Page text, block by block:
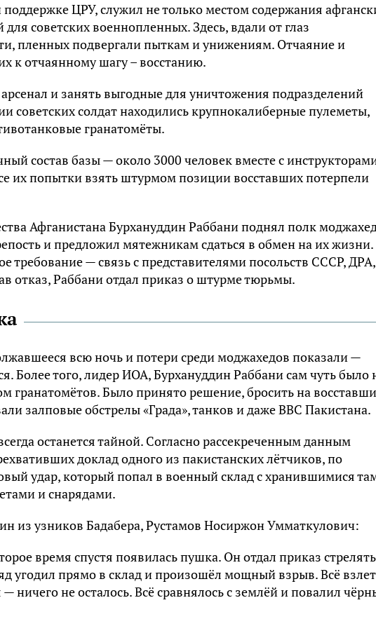
ЦРУ, служил не только местом содержания
советских военнопленных. Здесь, вдали от глаз
пленных подвергали пыткам и унижениям. Отчаяние и
к отчаянному шагу – восстанию.
и занять выгодные для уничтожения подразделений
советских солдат находились крупнокалиберные пулеметы,
гранатомёты.
состав базы — около 3000 человек вместе с
их попытки взять штурмом позиции восставших потерпели
Афганистана Бурхануддин Раббани поднял полк
и предложил мятежникам сдаться в обмен на их жизни.
требование — связь с представителями посольств СССР, ДРА,
отказ, Раббани отдал приказ о штурме тюрьмы.
всю ночь и потери среди моджахедов показали —
Более того, лидер ИОА, Бурхануддин Раббани сам чуть было
гранатомётов. Было принято решение, бросить на
залповые обстрелы «Града», танков и даже ВВС Пакистана.
останется тайной. Согласно рассекреченным данным
доклад одного из пакистанских лётчиков, по
удар, который попал в военный склад с хранившимися
и снарядами.
из узников Бадабера, Рустамов Носиржон Умматкулович:
время спустя появилась пушка. Он отдал приказ
угодил прямо в склад и произошёл мощный взрыв. Всё
ничего не осталось. Всё сравнялось с землёй и повалил